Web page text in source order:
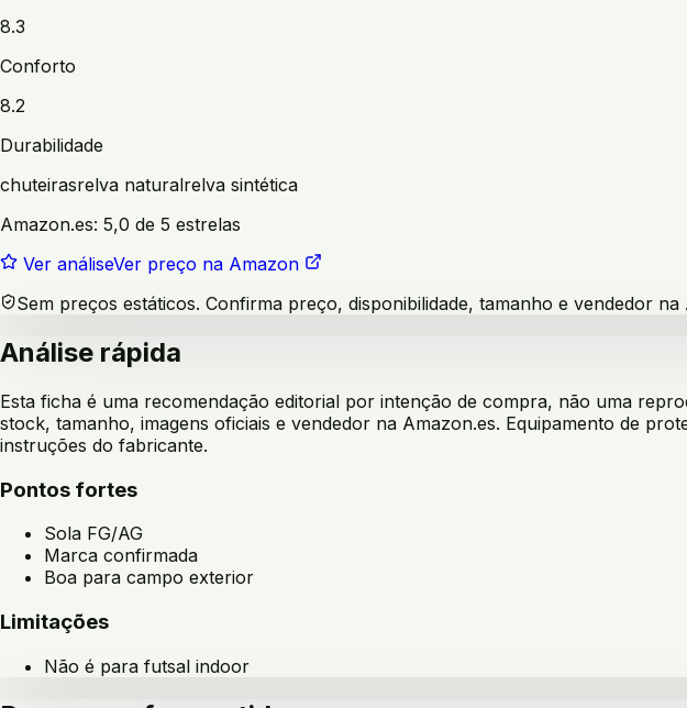
8.3
Conforto
8.2
Durabilidade
chuteirasrelva naturalrelva sintética
Amazon.es: 5,0 de 5 estrelas
Ver análiseVer preço na Amazon
Sem preços estáticos. Confirma preço, disponibilidade, tamanho e vendedor na
Análise rápida
Esta ficha é uma recomendação editorial por intenção de compra, não uma
stock, tamanho, imagens oficiais e vendedor na Amazon.es. Equipamento de
instruções do fabricante.
Pontos fortes
Sola FG/AG
Marca confirmada
Boa para campo exterior
Limitações
Não é para futsal indoor